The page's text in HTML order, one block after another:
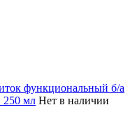
функциональный б/а
250 мл Нет в наличии